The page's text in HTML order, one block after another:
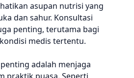
asupan nutrisi yang
dan sahur. Konsultasi
penting, terutama bagi
medis tertentu.
adalah menjaga